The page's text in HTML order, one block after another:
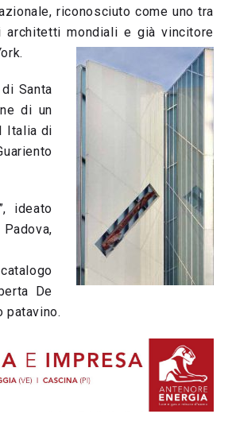
riconosciuto come uno tra
architetti mondiali e già vincitore
Santa
di un
Italia di
ideato
De
patavino.